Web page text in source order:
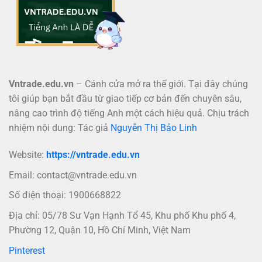
Vntrade.edu.vn – Cánh cửa mở ra thế giới. Tại đây chúng
tôi giúp bạn bắt đầu từ giao tiếp cơ bản đến chuyên sâu,
nâng cao trình độ tiếng Anh một cách hiệu quả. Chịu trách
nhiệm nội dung: Tác giả Nguyễn Thị Bảo Linh
Website: https://vntrade.edu.vn
Email: contact@vntrade.edu.vn
Số điện thoại: 1900668822
Địa chỉ: 05/78 Sư Vạn Hạnh Tổ 45, Khu phố Khu phố 4,
Phường 12, Quận 10, Hồ Chí Minh, Việt Nam
Pinterest